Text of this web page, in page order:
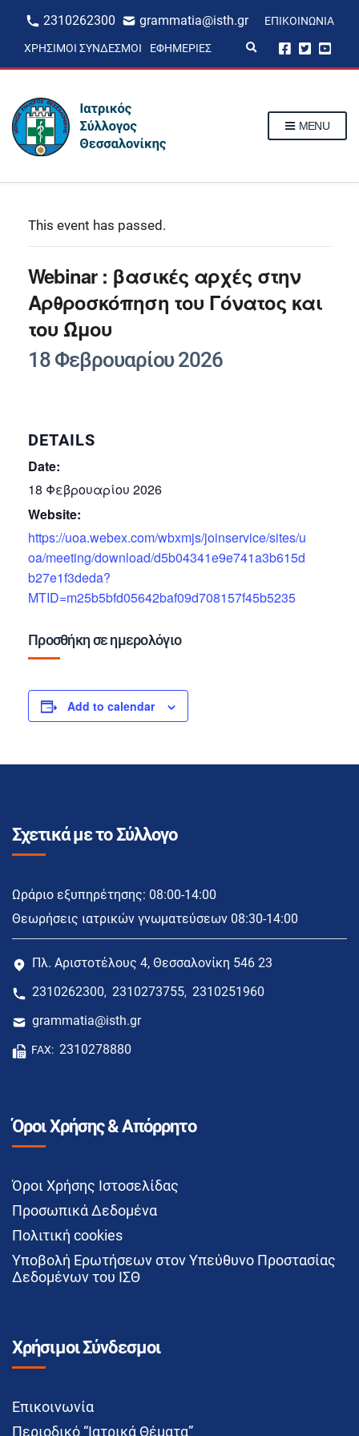
2310262300 grammatia@isth.gr ΕΠΙΚΟΙΝΩΝΊΑ
ΧΡΉΣΙΜΟΙ ΣΎΝΔΕΣΜΟΙ ΕΦΗΜΕΡΊΕΣ
p
MENU
This event has passed.
Webinar : βασικές αρχές στην
Αρθροσκόπηση του Γόνατος και
του Ώμου
18 Φεβρουαρίου 2026
DETAILS
Date:
18 Φεβρουαρίου 2026
Website:
https://uoa.webex.com/wbxmjs/joinservice/sites/u
oa/meeting/download/d5b04341e9e741a3b615d
b27e1f3deda?
MTID=m25b5bfd05642baf09d708157f45b5235
Προσθήκη σε ημερολόγιο
Add to calendar
Σχετικά με το Σύλλογο
Ωράριο εξυπηρέτησης: 08:00-14:00
Θεωρήσεις ιατρικών γνωματεύσεων 08:30-14:00
Πλ. Αριστοτέλους 4, Θεσσαλονίκη 546 23
2310262300, 2310273755, 2310251960
grammatia@isth.gr
FAX: 2310278880
Όροι Χρήσης & Απόρρητο
Όροι Χρήσης Ιστοσελίδας
Προσωπικά Δεδομένα
Πολιτική cookies
Υποβολή Ερωτήσεων στον Υπεύθυνο Προστασίας
Δεδομένων του ΙΣΘ
Χρήσιμοι Σύνδεσμοι
Επικοινωνία
Περιοδικό “Ιατρικά Θέματα”